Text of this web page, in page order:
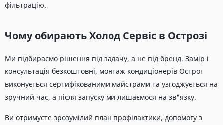
фільтрацію.
Чому обирають Холод Сервіс в Острозі
Ми підбираємо рішення під задачу, а не під бренд. Замір і
консультація безкоштовні, монтаж кондиціонерів Острог
виконується сертифікованими майстрами та узгоджується на
зручний час, а після запуску ми лишаємося на зв"язку.
Ви отримуєте зрозумілий план профілактики, допомогу з